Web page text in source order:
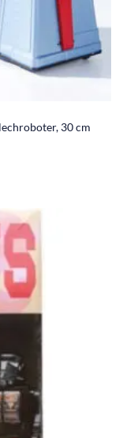
30 cm